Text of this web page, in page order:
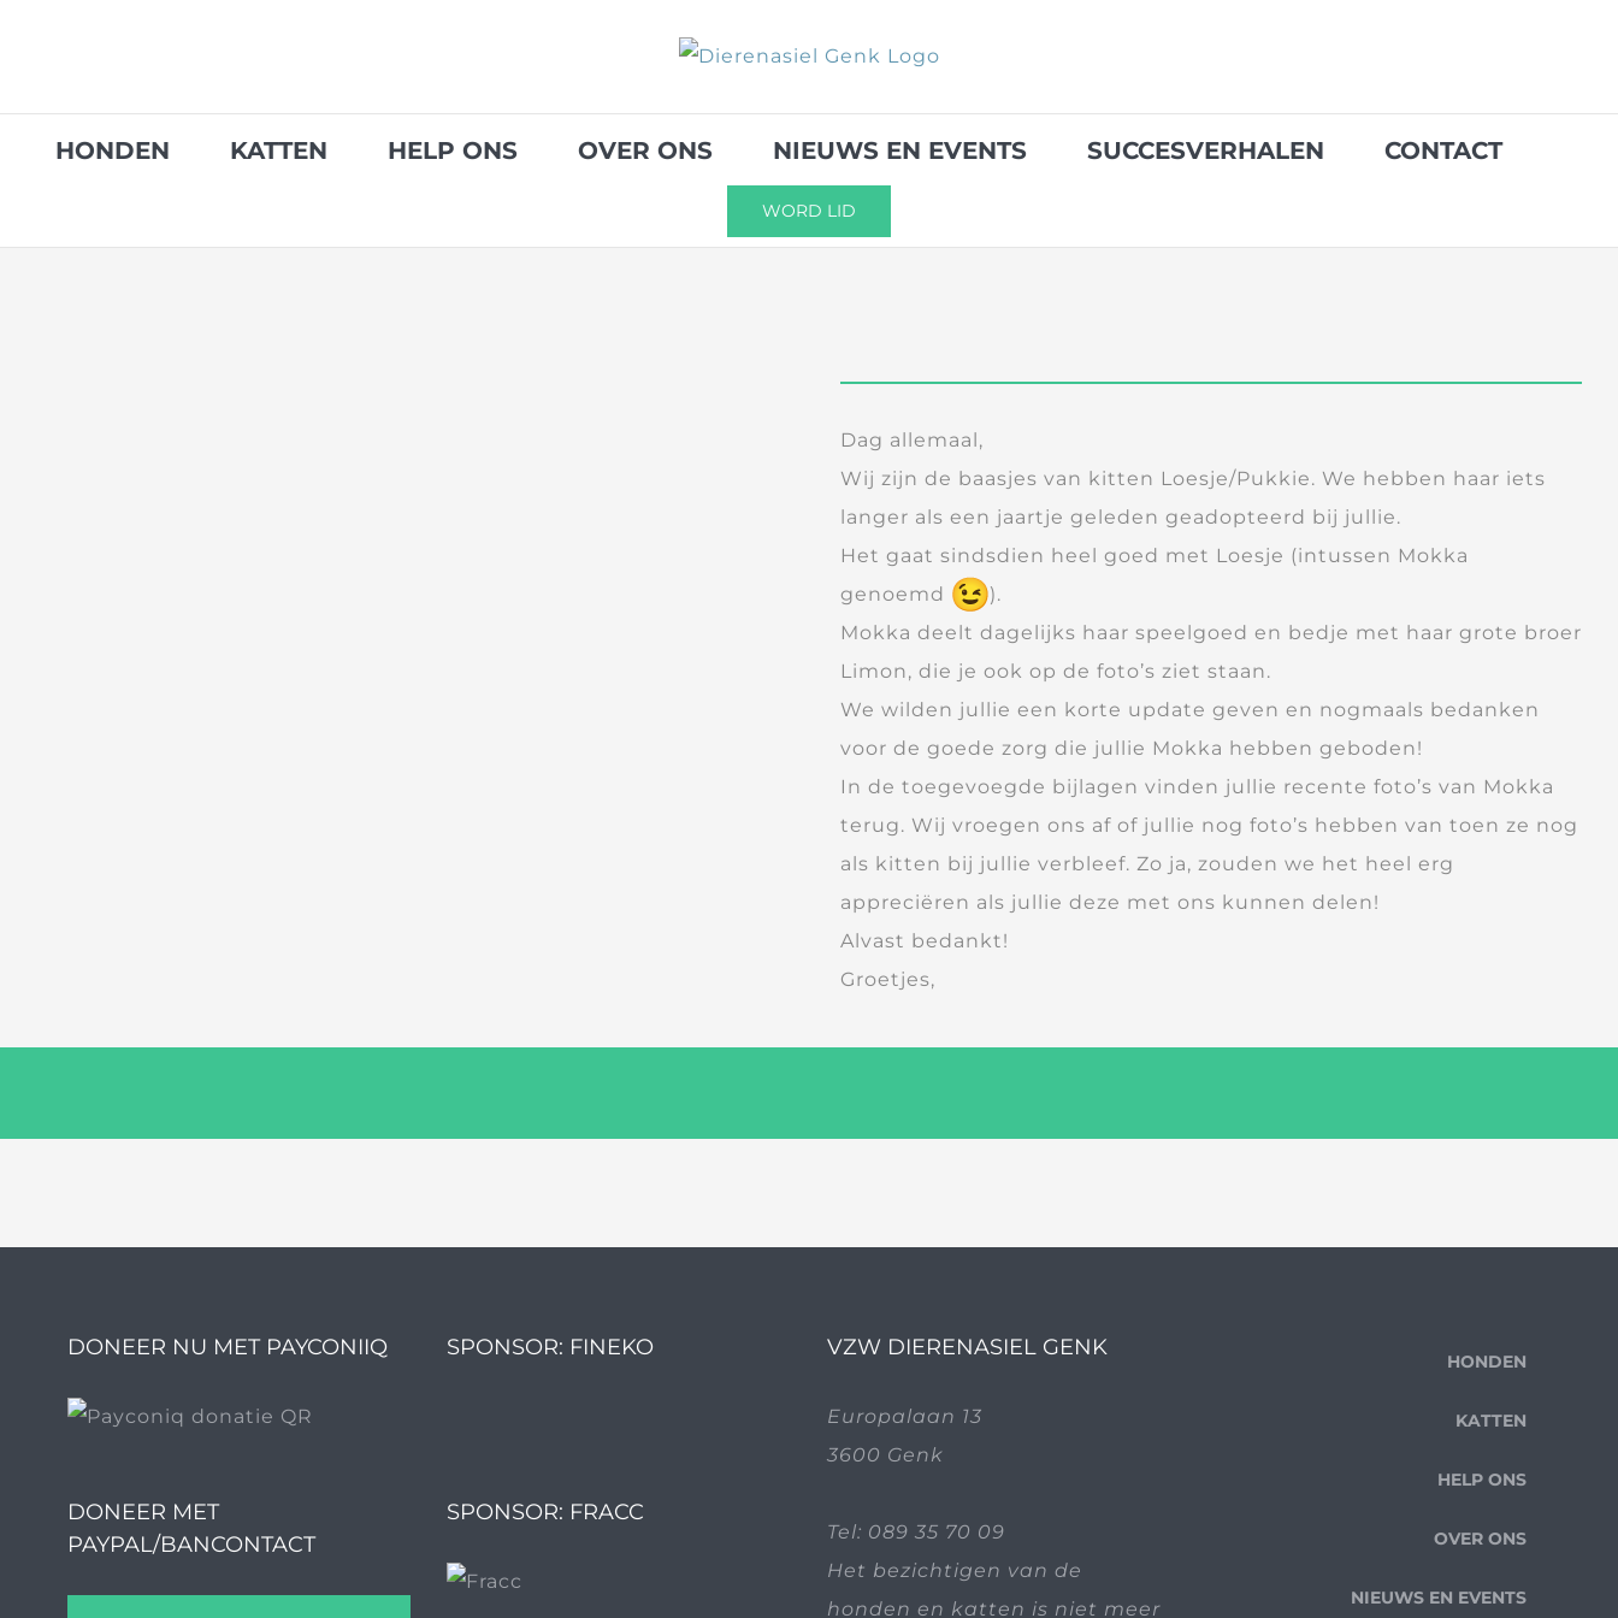
HONDEN KATTEN HELP ONS OVER ONS NIEUWS EN EVENTS SUCCESVERHALEN CONTACT
WORD LID
Dag allemaal,
Wij zijn de baasjes van kitten Loesje/Pukkie. We hebben haar iets
langer als een jaartje geleden geadopteerd bij jullie.
Het gaat sindsdien heel goed met Loesje (intussen Mokka
genoemd
).
Mokka deelt dagelijks haar speelgoed en bedje met haar grote broer
Limon, die je ook op de foto’s ziet staan.
We wilden jullie een korte update geven en nogmaals bedanken
voor de goede zorg die jullie Mokka hebben geboden!
In de toegevoegde bijlagen vinden jullie recente foto’s van Mokka
terug. Wij vroegen ons af of jullie nog foto’s hebben van toen ze nog
als kitten bij jullie verbleef. Zo ja, zouden we het heel erg
appreciëren als jullie deze met ons kunnen delen!
Alvast bedankt!
Groetjes,
DONEER NU MET PAYCONIIQ
DONEER MET
PAYPAL/BANCONTACT
SPONSOR: FINEKO
SPONSOR: FRACC
VZW DIERENASIEL GENK
Europalaan 13
3600 Genk
Tel: 089 35 70 09
Het bezichtigen van de
honden en katten is niet meer
HONDEN
KATTEN
HELP ONS
OVER ONS
NIEUWS EN EVENTS